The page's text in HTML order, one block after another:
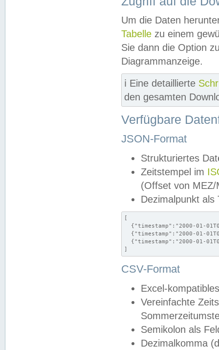
Um die Daten
Tabelle zu einem
Sie dann die Option
Diagrammanzeige.
ℹ️ Eine detaillierte
den gesamten
Verfügbare
JSON-Format
Strukturiertes
Zeitstempel im
(Offset von MEZ/
Dezimalpunkt als
[
{"timestamp":"2000-01-
{"timestamp":"2000-01-
{"timestamp":"2000-01-
]
CSV-Format
Excel-
Vereinfachte
Semikolon als
Dezimalkomma